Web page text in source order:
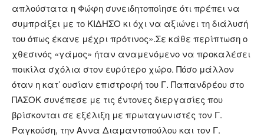
απλούστατα η Φώφη συνειδητοποίησε ότι πρέπει να
συμπράξει με το ΚΙΔΗΣΟ κι όχι να αξιώνει τη διάλυσή
του όπως έκανε μέχρι πρότινος».Σε κάθε περίπτωση ο
χθεσινός «γάμος» ήταν αναμενόμενο να προκαλέσει
ποικίλα σχόλια στον ευρύτερο χώρο. Πόσο μάλλον
όταν η κατ’ ουσίαν επιστροφή του Γ. Παπανδρέου στο
ΠΑΣΟΚ συνέπεσε με τις έντονες διεργασίες που
βρίσκονται σε εξέλιξη με πρωταγωνιστές τον Γ.
Ραγκούση, την Αννα Διαμαντοπούλου και τον Γ.